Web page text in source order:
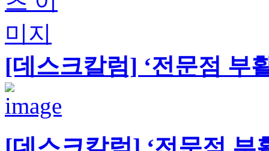
[데스크칼럼] ‘전문점 부